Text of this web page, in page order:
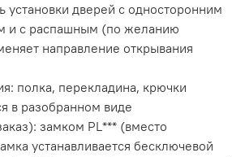
установки дверей с односторонним
и с распашным (по желанию
направление открывания
полка, перекладина, крючки
в разобранном виде
замком PL*** (вместо
устанавливается бесключевой